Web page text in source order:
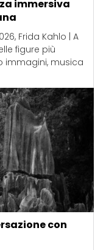
immersiva
Frida Kahlo | A
figure più
immagini, musica
con